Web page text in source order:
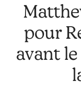
pour
avant